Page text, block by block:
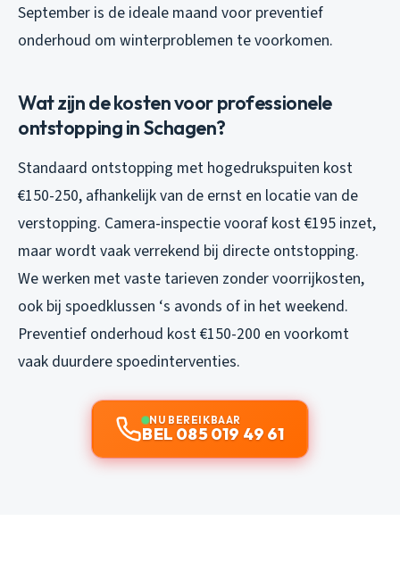
September is de ideale maand voor preventief
onderhoud om winterproblemen te voorkomen.
Wat zijn de kosten voor professionele
ontstopping in Schagen?
Standaard ontstopping met hogedrukspuiten kost
€150-250, afhankelijk van de ernst en locatie van de
verstopping. Camera-inspectie vooraf kost €195 inzet,
maar wordt vaak verrekend bij directe ontstopping.
We werken met vaste tarieven zonder voorrijkosten,
ook bij spoedklussen ‘s avonds of in het weekend.
Preventief onderhoud kost €150-200 en voorkomt
vaak duurdere spoedinterventies.
NU BEREIKBAAR
BEL 085 019 49 61